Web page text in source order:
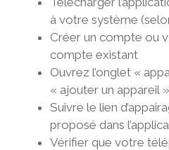
à votre système
Créer un compte ou
compte existant
Ouvrez l’onglet «
« ajouter un appareil »
Suivre le lien
proposé dans
Vérifier que votre